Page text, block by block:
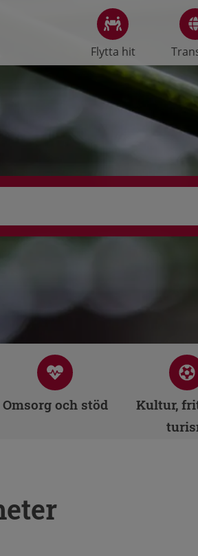
Flytta hit
Omsorg och stöd
Kultur,